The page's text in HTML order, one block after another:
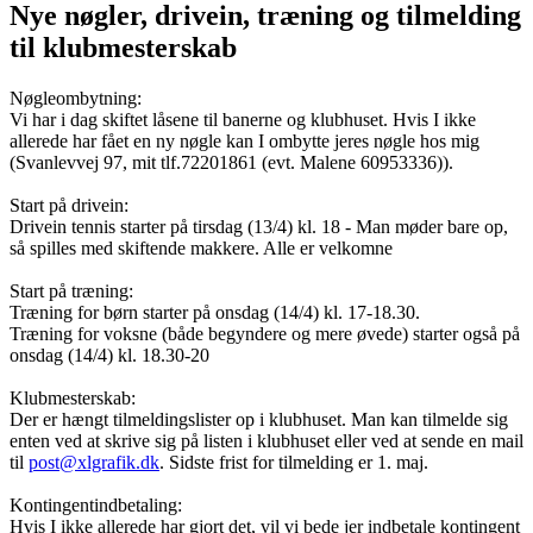
Nye nøgler, drivein, træning og tilmelding
til klubmesterskab
Nøgleombytning:
Vi har i dag skiftet låsene til banerne og klubhuset. Hvis I ikke
allerede har fået en ny nøgle kan I ombytte jeres nøgle hos mig
(Svanlevvej 97, mit tlf.72201861 (evt. Malene 60953336)).
Start på drivein:
Drivein tennis starter på tirsdag (13/4) kl. 18 - Man møder bare op,
så spilles med skiftende makkere. Alle er velkomne
Start på træning:
Træning for børn starter på onsdag (14/4) kl. 17-18.30.
Træning for voksne (både begyndere og mere øvede) starter også på
onsdag (14/4) kl. 18.30-20
Klubmesterskab:
Der er hængt tilmeldingslister op i klubhuset. Man kan tilmelde sig
enten ved at skrive sig på listen i klubhuset eller ved at sende en mail
til post@xlgrafik.dk. Sidste frist for tilmelding er 1. maj.
Kontingentindbetaling:
Hvis I ikke allerede har gjort det, vil vi bede jer indbetale kontingent